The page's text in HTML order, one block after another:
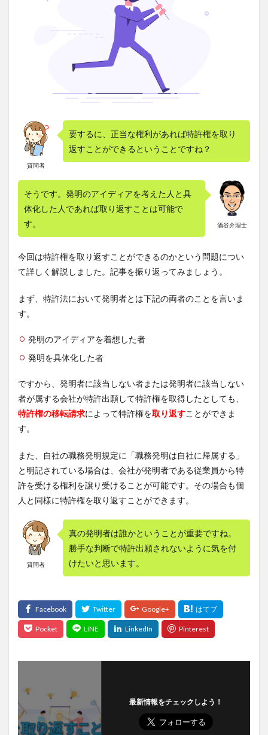
質問者
要するに、正当な権利があれば特許権を取り
返すことができるということですね？
酒谷弁理士
そうです。発明のアイディアを考えた人と具
体化した人であれば取り返すことは可能で
す。
今回は特許権を取り返すことができるのかという問題につい
て詳しく解説しました。記事を振り返ってみましょう。
まず、特許法において発明者とは下記の両者のことを言いま
す。
発明のアイディアを着想した者
発明を具体化した者
ですから、発明者に該当しない者または発明者に該当しない
者が属する会社が特許出願して特許権を取得したとしても、
特許権の移転請求によって特許権を取り返すことができま
す。
また、自社の職務発明規定に「職務発明は自社に帰属する」
と明記されている場合は、会社が発明者である従業員から特
許を受ける権利を譲り受けることが可能です。その場合も個
人と同様に特許権を取り返すことができます。
質問者
真の発明者は誰かということが重要ですね。
勝手な判断で特許出願されないように気を付
けたいと思います。
最新情報をチェックしよう！